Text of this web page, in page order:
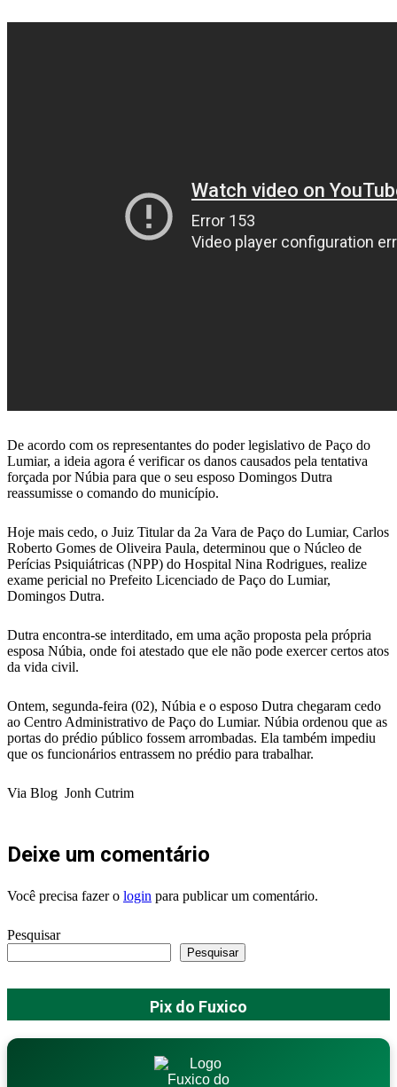
De acordo com os representantes do poder legislativo de Paço do
Lumiar, a ideia agora é verificar os danos causados pela tentativa
forçada por Núbia para que o seu esposo Domingos Dutra
reassumisse o comando do município.
Hoje mais cedo, o Juiz Titular da 2a Vara de Paço do Lumiar, Carlos
Roberto Gomes de Oliveira Paula, determinou que o Núcleo de
Perícias Psiquiátricas (NPP) do Hospital Nina Rodrigues, realize
exame pericial no Prefeito Licenciado de Paço do Lumiar,
Domingos Dutra.
Dutra encontra-se interditado, em uma ação proposta pela própria
esposa Núbia, onde foi atestado que ele não pode exercer certos atos
da vida civil.
Ontem, segunda-feira (02), Núbia e o esposo Dutra chegaram cedo
ao Centro Administrativo de Paço do Lumiar. Núbia ordenou que as
portas do prédio público fossem arrombadas. Ela também impediu
que os funcionários entrassem no prédio para trabalhar.
Via Blog Jonh Cutrim
Deixe um comentário
Você precisa fazer o login para publicar um comentário.
Pesquisar
Pesquisar
Pix do Fuxico